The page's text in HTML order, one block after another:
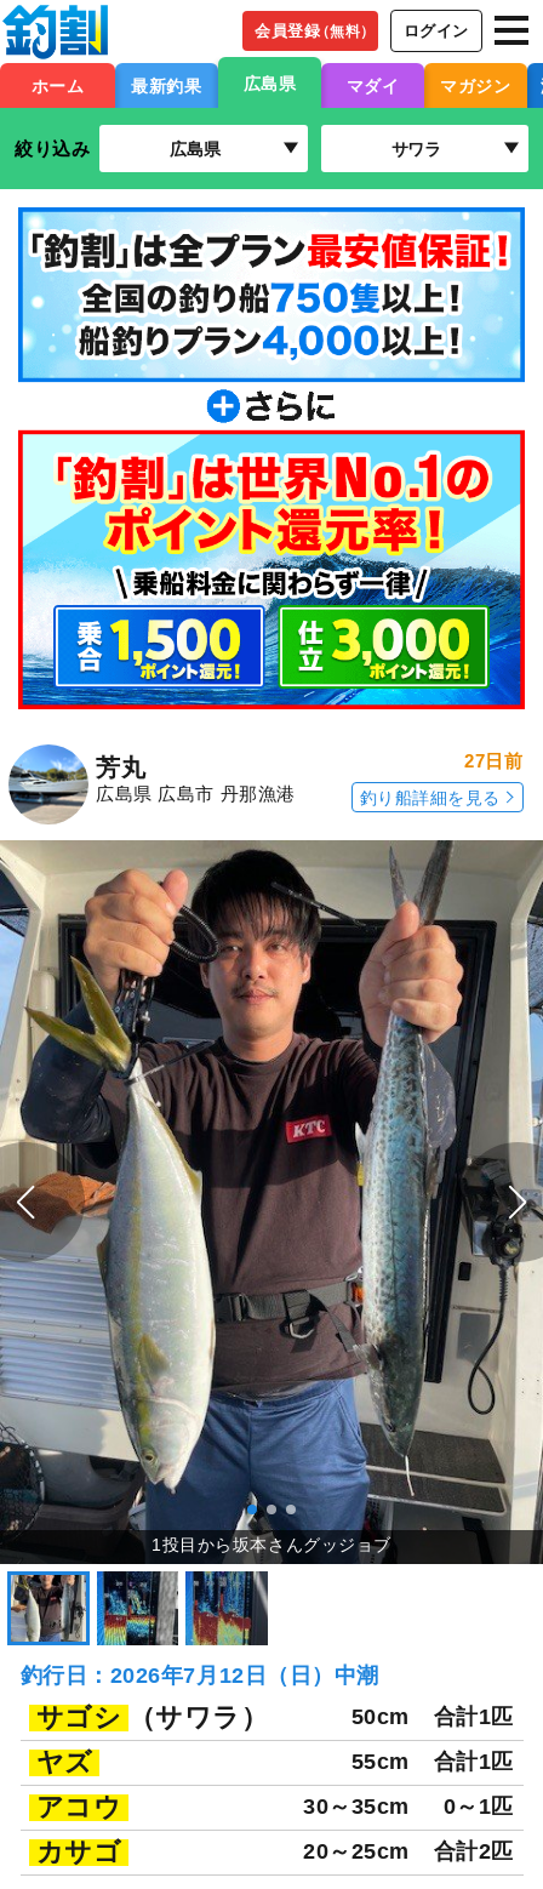
会員登録（無料） ログイン
ホーム 最新釣果 広島県 マダイ マガジン
絞り込み 広島県 サワラ
芳丸
広島県 広島市 丹那漁港
27日前
釣り船詳細を見る
釣行日：2026年7月12日（日）中潮
サゴシ （サワラ） 50cm 合計1匹
ヤズ 55cm 合計1匹
アコウ 30～35cm 0～1匹
カサゴ 20～25cm 合計2匹